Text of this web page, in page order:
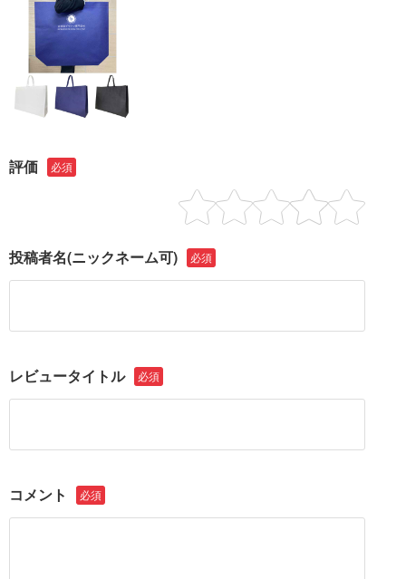
評価 必須
投稿者名(ニックネーム可) 必須
レビュータイトル 必須
コメント 必須